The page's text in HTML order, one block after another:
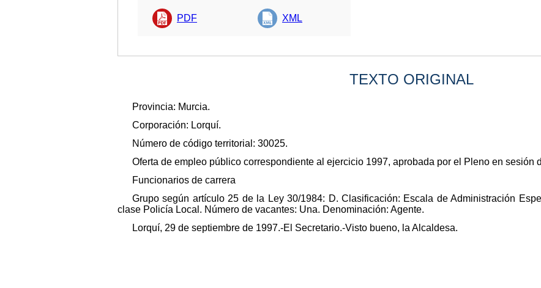
PDF XML
TEXTO ORIGINAL
Provincia: Murcia.
Corporación: Lorquí.
Número de código territorial: 30025.
Oferta de empleo público correspondiente al ejercicio 1997, aprobada por el Pleno en sesión
Funcionarios de carrera
Grupo según artículo 25 de la Ley 30/1984: D. Clasificación: Escala de Administración
clase Policía Local. Número de vacantes: Una. Denominación: Agente.
Lorquí, 29 de septiembre de 1997.-El Secretario.-Visto bueno, la Alcaldesa.